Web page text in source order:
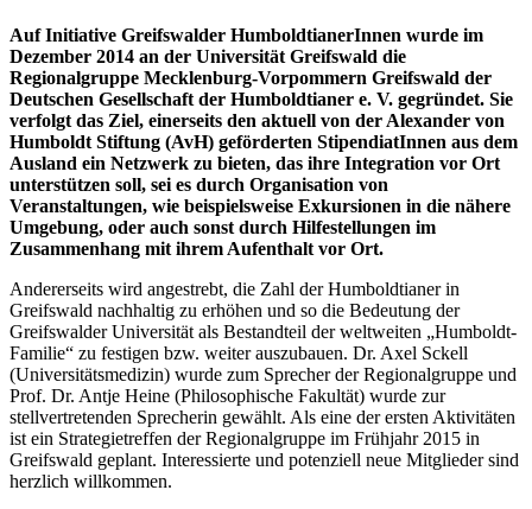
Auf Initiative Greifswalder HumboldtianerInnen wurde im
Dezember 2014 an der Universität Greifswald die
Regionalgruppe Mecklenburg-Vorpommern Greifswald der
Deutschen Gesellschaft der Humboldtianer e. V. gegründet. Sie
verfolgt das Ziel, einerseits den aktuell von der Alexander von
Humboldt Stiftung (AvH) geförderten StipendiatInnen aus dem
Ausland ein Netzwerk zu bieten, das ihre Integration vor Ort
unterstützen soll, sei es durch Organisation von
Veranstaltungen, wie beispielsweise Exkursionen in die nähere
Umgebung, oder auch sonst durch Hilfestellungen im
Zusammenhang mit ihrem Aufenthalt vor Ort.
Andererseits wird angestrebt, die Zahl der Humboldtianer in
Greifswald nachhaltig zu erhöhen und so die Bedeutung der
Greifswalder Universität als Bestandteil der weltweiten „Humboldt-
Familie“ zu festigen bzw. weiter auszubauen. Dr. Axel Sckell
(Universitätsmedizin) wurde zum Sprecher der Regionalgruppe und
Prof. Dr. Antje Heine (Philosophische Fakultät) wurde zur
stellvertretenden Sprecherin gewählt. Als eine der ersten Aktivitäten
ist ein Strategietreffen der Regionalgruppe im Frühjahr 2015 in
Greifswald geplant. Interessierte und potenziell neue Mitglieder sind
herzlich willkommen.